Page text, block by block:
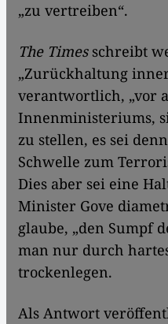
„zu vertreiben“.
The Timesschreibt
„Zurückhaltung
verantwortlich, „vor
Innenministeriums,
zu stellen, es sei
Schwelle zum
Dies aber sei eine
Minister Gove
glaube, „den Sumpf
man nur durch
trockenlegen.
Als Antwort